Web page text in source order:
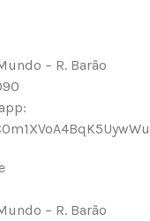
– R. Barão
– R. Barão